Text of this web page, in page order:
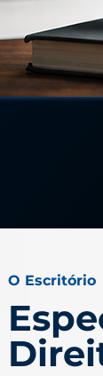
O Escritório